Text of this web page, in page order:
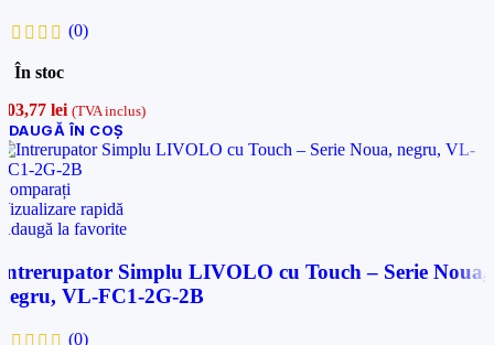
(0)
În stoc
lei (TVA inclus)
ÎN COȘ
rapidă
la favorite
Simplu LIVOLO cu Touch – Serie Noua,
VL-FC1-2G-2B
(0)